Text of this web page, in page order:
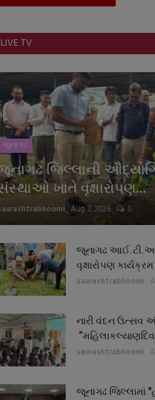
LIVE TV
જુનાગઢ
જિલ્લાની
ખાતે વૃક્ષારોપણ...
Aug 7, 2026 0
જૂનાગઢ
વૃક્ષારોપણ
saurashtrabhoomi
નારી વંદન ઉત્સવ
saurashtrabhoomi
જૂનાગઢ જિલ્લામાં